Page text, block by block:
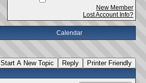
New Member
Lost Account Info?
Calendar
Start A New Topic Reply Printer Friendly